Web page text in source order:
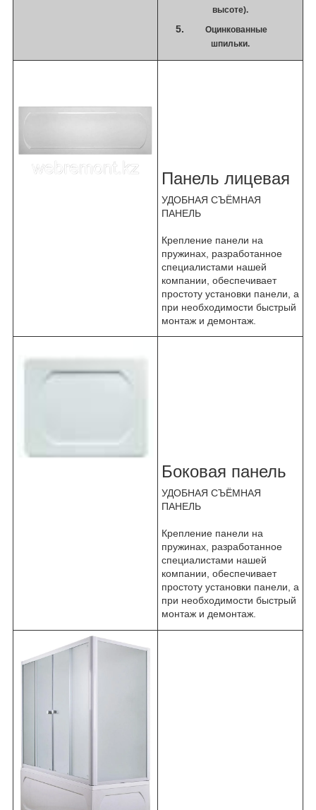
высоте).
Оцинкованные
шпильки.
Панель лицевая
УДОБНАЯ СЪЁМНАЯ
ПАНЕЛЬ
Крепление панели на
пружинах, разработанное
специалистами нашей
компании, обеспечивает
простоту установки панели, а
при необходимости быстрый
монтаж и демонтаж.
Боковая панель
УДОБНАЯ СЪЁМНАЯ
ПАНЕЛЬ
Крепление панели на
пружинах, разработанное
специалистами нашей
компании, обеспечивает
простоту установки панели, а
при необходимости быстрый
монтаж и демонтаж.